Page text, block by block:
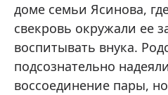
доме семьи Ясинова,
свекровь окружали ее
воспитывать внука.
подсознательно
воссоединение пары,